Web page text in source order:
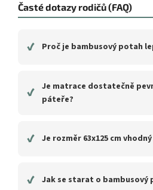
Časté dotazy rodičů (FAQ)
✔ Proč je bambusový potah
✔ Je matrace dostatečně
páteře?
✔ Je rozměr 63x125 cm
✔ Jak se starat o bambusový